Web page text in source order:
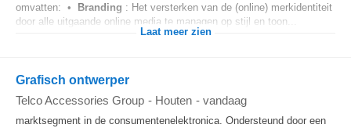
omvatten: • Branding : Het versterken van de (online) merkidentiteit
door alle uitgaande online media te managen op stijl en toon...
Laat meer zien
Grafisch ontwerper
Telco Accessories Group - Houten - vandaag
marktsegment in de consumentenelektronica. Ondersteund door een